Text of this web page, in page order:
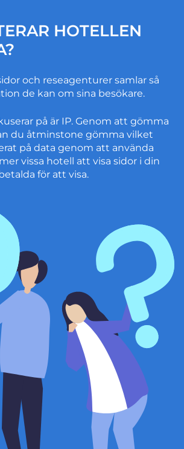
HOTELLEN
och reseagenturer samlar så
de kan om sina besökare.
på är IP. Genom att gömma
du åtminstone gömma vilket
på data genom att använda
vissa hotell att visa sidor i din
för att visa.